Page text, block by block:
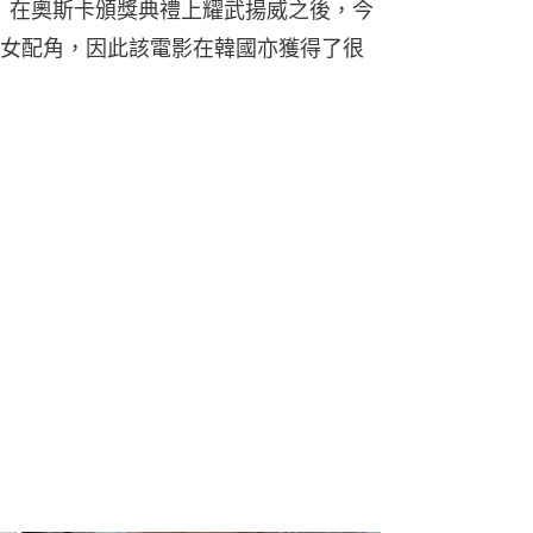
奧斯卡頒獎典禮上耀武揚威之後，今
配角，因此該電影在韓國亦獲得了很